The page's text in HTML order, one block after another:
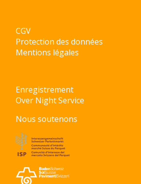
CGV
Protection des données
Mentions légales
Enregistrement
Over Night Service
Nous soutenons